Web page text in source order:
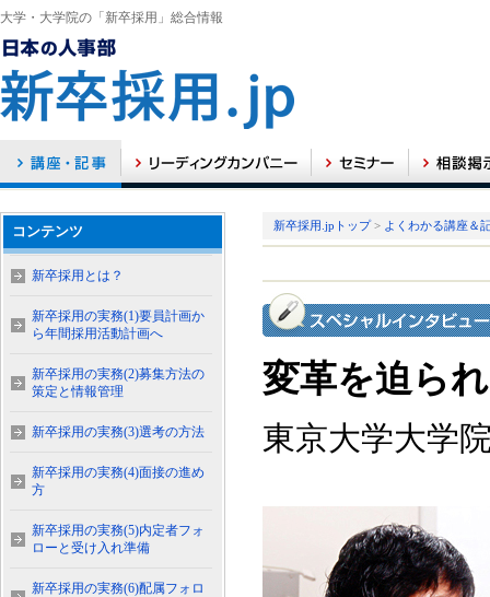
大学・大学院の「新卒採用」総合情報
新卒採用.jpトップ> よくわかる講座＆
変革を迫ら
東京大学大学
コンテンツ
新卒採用とは？
新卒採用の実務(1)要員計画か
ら年間採用活動計画へ
新卒採用の実務(2)募集方法の
策定と情報管理
新卒採用の実務(3)選考の方法
新卒採用の実務(4)面接の進め
方
新卒採用の実務(5)内定者フォ
ローと受け入れ準備
新卒採用の実務(6)配属フォロ